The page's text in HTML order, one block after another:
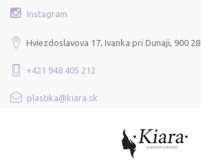
Skip
Instagram
Hviezdoslavova 17, Ivanka pri Dunaji, 900 28
+421 948 405 212
plastika@kiara.sk